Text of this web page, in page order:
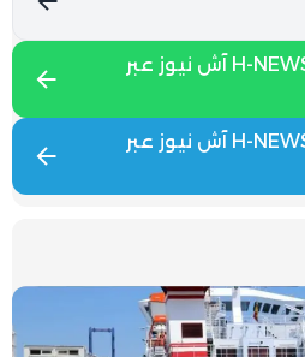
تابع آخر الأخبار من H-NEWS آش نيوز عبر
تابع آخر الأخبار من H-NEWS آش نيوز عبر